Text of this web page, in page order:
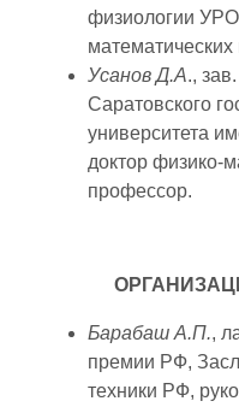
физиологии
математических
Усанов Д.А.,
Саратовского
университета
доктор физико-
профессор.
Барабаш А.П.,
премии РФ,
техники РФ,